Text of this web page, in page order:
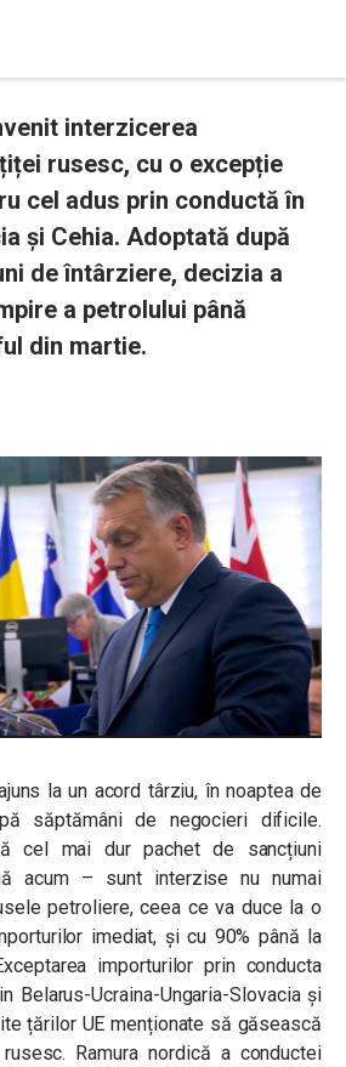
interzicerea
rusesc, cu o excepție
cel adus prin conductă în
și Cehia. Adoptată după
de întârziere, decizia a
a petrolului până
din martie.
la un acord târziu, în noaptea de
săptămâni de negocieri dificile.
cel mai dur pachet de sancțiuni
acum – sunt interzise nu numai
petroliere, ceea ce va duce la o
imediat, și cu 90% până la
importurilor prin conducta
Belarus-Ucraina-Ungaria-Slovacia și
țărilor UE menționate să găsească
Ramura nordică a conductei